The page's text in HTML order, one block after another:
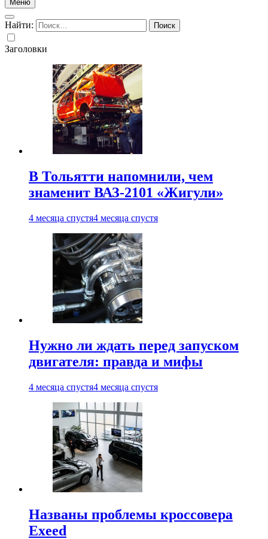
Меню
Найти:
Заголовки
В Тольятти напомнили, чем
знаменит ВАЗ-2101 «Жигули»
4 месяца спустя4 месяца спустя
Нужно ли ждать перед запуском
двигателя: правда и мифы
4 месяца спустя4 месяца спустя
Названы проблемы кроссовера
Exeed